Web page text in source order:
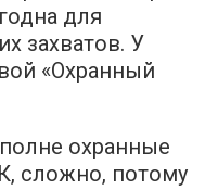
для
захватов. У
«Охранный
охранные
сложно, потому